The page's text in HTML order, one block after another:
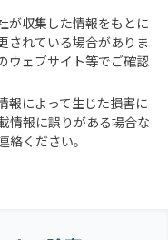
が収集した情報をもとに
されている場合がありま
ウェブサイト等でご確認
報によって生じた損害に
情報に誤りがある場合な
絡ください。